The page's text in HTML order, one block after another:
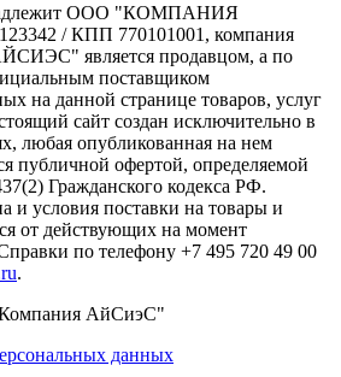
ООО "КОМПАНИЯ
/ КПП 770101001, компания
является продавцом, а по
поставщиком
на данной странице товаров, услуг
сайт создан исключительно в
любая опубликованная на нем
публичной офертой, определяемой
Гражданского кодекса РФ.
и условия поставки на товары и
от действующих на момент
по телефону +7 495 720 49 00
.
АйСиэС"
данных